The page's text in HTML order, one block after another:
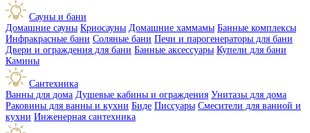
Сауны и бани
Домашние сауны Криосауны Домашние хаммамы Банные комплексы
Инфракрасные бани Соляные бани Печи и парогенераторы для бани
Двери и ограждения для бани Банные аксессуары Купели для бани
Камины
Сантехника
Ванны для дома Душевые кабины и ограждения Унитазы для дома
Раковины для ванны и кухни Биде Писсуары Смесители для ванной и
кухни Инженерная сантехника